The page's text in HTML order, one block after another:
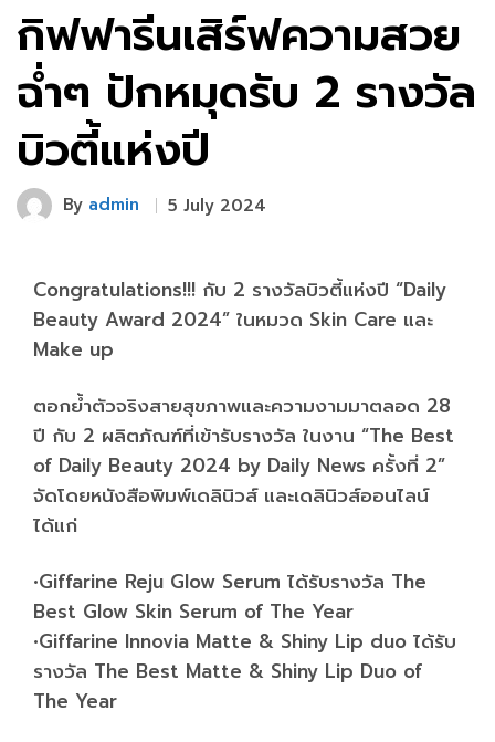
กิฟฟารีนเสิร์ฟความสวย
ฉ่ำๆ ปักหมุดรับ 2 รางวัล
บิวตี้แห่งปี
By admin 5 July 2024
Congratulations!!! กับ 2 รางวัลบิวตี้แห่งปี “Daily
Beauty Award 2024” ในหมวด Skin Care และ
Make up
ตอกย้ำตัวจริงสายสุขภาพและความงามมาตลอด 28
ปี กับ 2 ผลิตภัณฑ์ที่เข้ารับรางวัล ในงาน “The Best
of Daily Beauty 2024 by Daily News ครั้งที่ 2”
จัดโดยหนังสือพิมพ์เดลินิวส์ และเดลินิวส์ออนไลน์
ได้แก่
•Giffarine Reju Glow Serum ได้รับรางวัล The
Best Glow Skin Serum of The Year
•Giffarine Innovia Matte & Shiny Lip duo ได้รับ
รางวัล The Best Matte & Shiny Lip Duo of
The Year